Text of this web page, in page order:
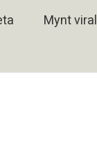
Mynt viral